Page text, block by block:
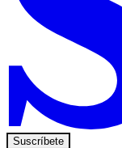
Suscríbete